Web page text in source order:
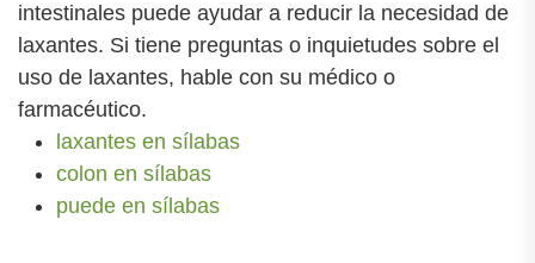
intestinales puede ayudar a reducir la necesidad de
laxantes. Si tiene preguntas o inquietudes sobre el
uso de laxantes, hable con su médico o
farmacéutico.
laxantes en sílabas
colon en sílabas
puede en sílabas